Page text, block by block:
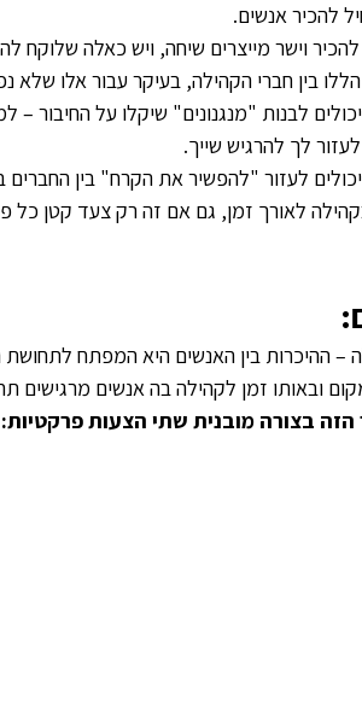
להכיר אנשים.
וישר מייצרים שיחה, ויש כאלה שלוקח
הללו בין חברי הקהילה, בעיקר עבור אלו שלא
יכולים לבנות "מנגנונים" שיקלו על
לך להרגיש שייך.
יכולים לעזור "להפשיר את הקרח" בין
לאורך זמן, גם אם זה רק צעד קטן כל
ההיכרות בין האנשים היא המפתח לתחושת
ובאותו זמן לקהילה בה אנשים מרגישים
בצורה מובנית שתי הצעות פרקטיות: